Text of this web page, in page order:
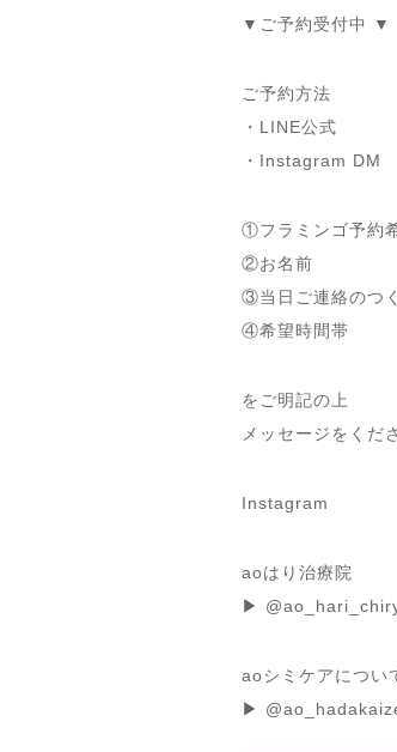
▼ご予約受付中 ▼
ご予約方法
・LINE公式
・Instagram DM
①フラミンゴ予約
②お名前
③当日ご連絡のつ
④希望時間帯
をご明記の上
メッセージをくだ
Instagram
aoはり治療院
▶︎
aoシミケアについ
▶︎